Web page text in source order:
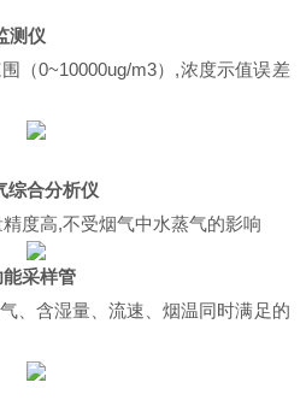
测仪
（0~10000ug/m3） ,浓度示值误差
综合分析仪
度高,不受烟气中水蒸气的影响
采样管
、含湿量、流速、烟温同时满足的